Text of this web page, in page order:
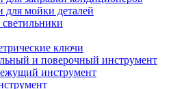
для мойки деталей
ключи
и поверочный инструмент
инструмент